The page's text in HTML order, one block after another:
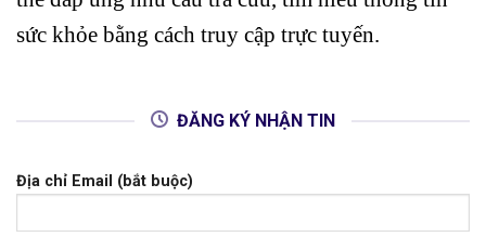
sức khỏe bằng cách truy cập trực tuyến.
ĐĂNG KÝ NHẬN TIN
Địa chỉ Email (bắt buộc)